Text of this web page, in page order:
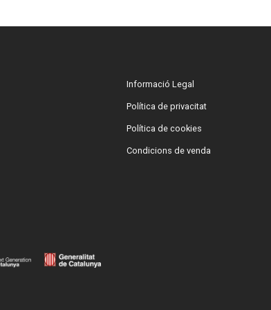
Informació Legal
Política de privacitat
Política de cookies
Condicions de venda